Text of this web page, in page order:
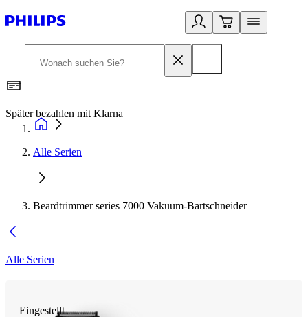
Später bezahlen mit Klarna
Alle Serien
Beardtrimmer series 7000 Vakuum-Bartschneider
Alle Serien
Eingestellt